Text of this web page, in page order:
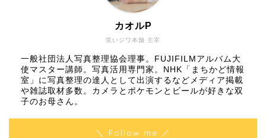
笑いジワ本舗 主宰
カオルP
一般社団法人写真整理協会理事。FUJIFILMアルバム大
使マスター講師。写真活用専門家。NHK「まちかど情報
室」に写真整理の達人として出演するなどメディア掲載
や雑誌取材多数。カメラとポケモンとビールが好きな双
子のお母さん。
＼ Follow me ／